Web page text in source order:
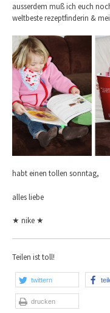
ausserdem muß ich euch
weltbeste rezeptfinderin &
habt einen tollen sonntag,
alles liebe
★ nike ★
Teilen ist toll!
twittern
drucken